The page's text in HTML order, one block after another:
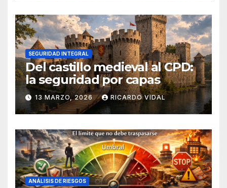
SEGURIDAD INTEGRAL
Del castillo medieval al CPD:
la seguridad por capas
13 MARZO, 2026 RICARDO VIDAL
ANÁLISIS DE RIESGOS